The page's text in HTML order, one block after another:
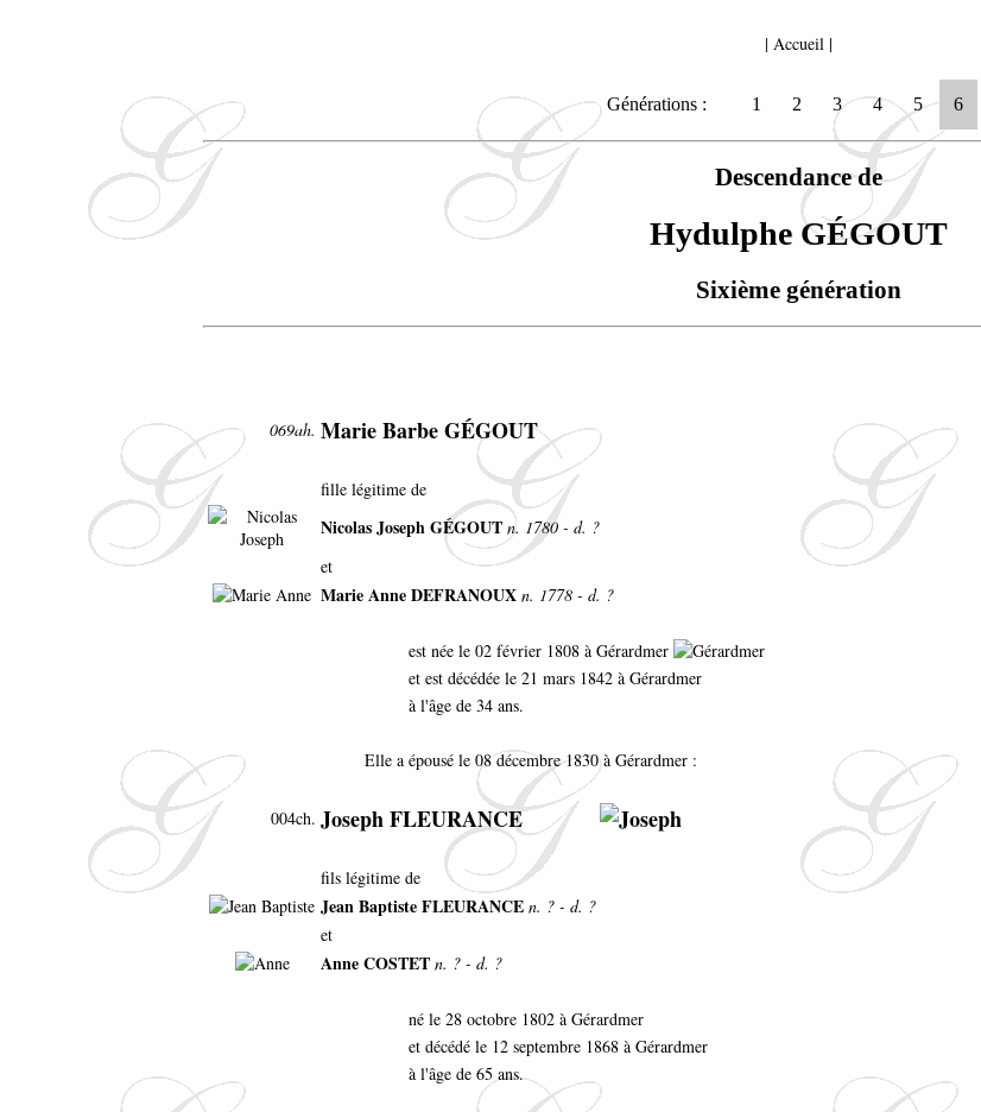
| Accueil|
Générations : 1 2 3 4 5 6
Descendance de
Hydulphe GÉGOUT
Sixième génération
069ah. Marie Barbe GÉGOUT
fille légitime de
Nicolas Joseph GÉGOUT n. 1780 - d. ?
et
Marie Anne DEFRANOUX n. 1778 - d. ?
est née le 02 février 1808 à Gérardmer
et est décédée le 21 mars 1842 à Gérardmer
à l'âge de 34 ans.
Elle a épousé le 08 décembre 1830 à Gérardmer :
004ch. Joseph FLEURANCE
fils légitime de
Jean Baptiste FLEURANCE n. ? - d. ?
et
Anne COSTET n. ? - d. ?
né le 28 octobre 1802 à Gérardmer
et décédé le 12 septembre 1868 à Gérardmer
à l'âge de 65 ans.